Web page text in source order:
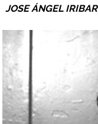
JOSE ÁNGEL IRIBAR